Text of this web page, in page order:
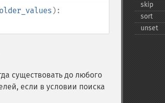
):
существовать до любого
если в условии поиска
skip
sort
unset